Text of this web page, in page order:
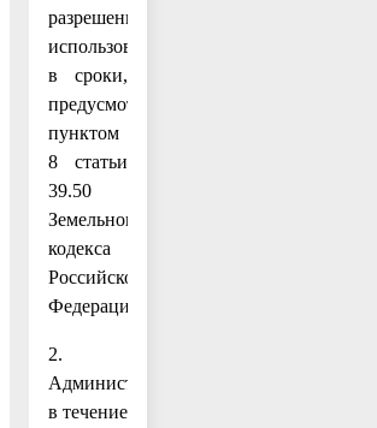
разрешенного
использования,
в сроки,
предусмотренные
пунктом
8 статьи
39.50
Земельного
кодекса
Российской
Федерации.
2.
Администрации
в течение